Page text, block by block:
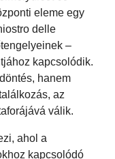
eleme egy
delle
–
kapcsolódik.
hanem
az
válik.
ahol a
kapcsolódó